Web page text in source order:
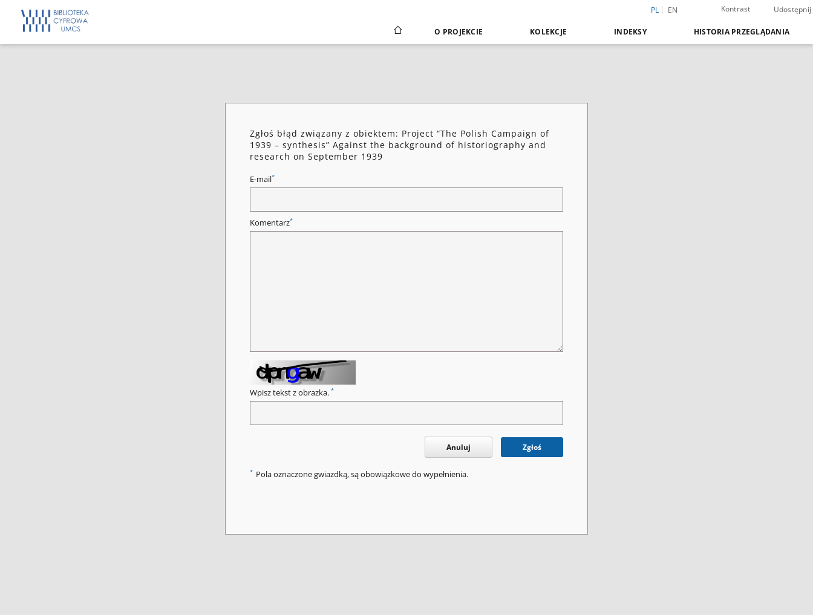
PL EN Kontrast Udostępnij
O PROJEKCIE KOLEKCJE INDEKSY HISTORIA PRZEGLĄDANIA
Zgłoś błąd związany z obiektem: Project “The Polish Campaign of
1939 – synthesis” Against the background of historiography and
research on September 1939
E-mail*
Komentarz*
Wpisz tekst z obrazka. *
Anuluj Zgłoś
* Pola oznaczone gwiazdką, są obowiązkowe do wypełnienia.